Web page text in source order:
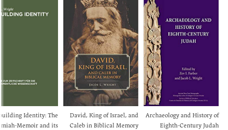
Archaeology and History of
Eighth-Century Judah
David, King of Israel, and
Caleb in Biblical Memory
Identity: The
Memoir and its